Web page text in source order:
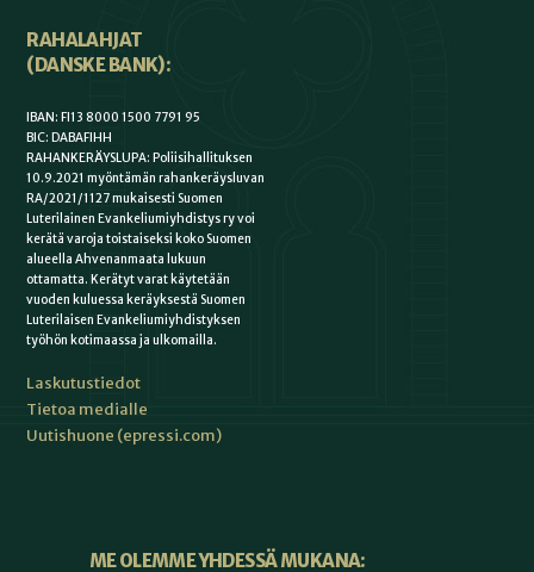
RAHALAHJAT
(DANSKE BANK):
IBAN: FI13 8000 1500 7791 95
BIC: DABAFIHH
RAHANKERÄYSLUPA: Poliisihallituksen
10.9.2021 myöntämän rahankeräysluvan
RA/2021/1127 mukaisesti Suomen
Luterilainen Evankeliumiyhdistys ry voi
kerätä varoja toistaiseksi koko Suomen
alueella Ahvenanmaata lukuun
ottamatta. Kerätyt varat käytetään
vuoden kuluessa keräyksestä Suomen
Luterilaisen Evankeliumiyhdistyksen
työhön kotimaassa ja ulkomailla.
Laskutustiedot
Tietoa medialle
Uutishuone (epressi.com)
ME OLEMME YHDESSÄ MUKANA: